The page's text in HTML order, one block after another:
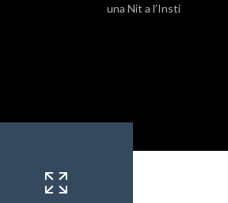
una Nit a l’Insti